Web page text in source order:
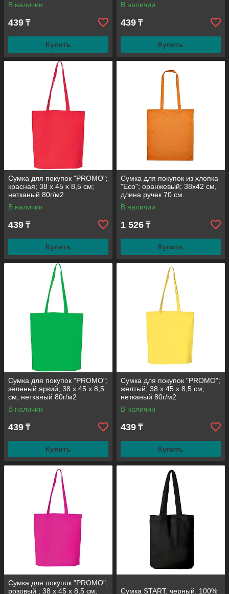
В наличии
439 ₸
Купить
В наличии
439 ₸
Купить
Сумка для покупок "PROMO";
красная; 38 x 45 x 8,5 см;
нетканый 80г/м2
В наличии
439 ₸
Купить
Сумка для покупок из хлопка
"Eco"; оранжевый; 38х42 см,
длина ручек 70 см.
В наличии
1 526 ₸
Купить
Сумка для покупок "PROMO";
зеленый яркий; 38 x 45 x 8,5
см; нетканый 80г/м2
В наличии
439 ₸
Купить
Сумка для покупок "PROMO";
желтый; 38 x 45 x 8,5 см;
нетканый 80г/м2
В наличии
439 ₸
Купить
Сумка для покупок "PROMO";
розовый ; 38 x 45 x 8,5 см;
Сумка START, черный, 100%